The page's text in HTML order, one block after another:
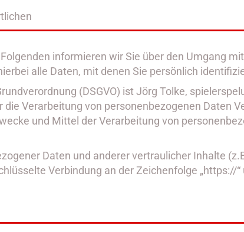
informieren wir Sie über den Umgang
alle Daten, mit denen Sie persönlich
(DSGVO) ist Jörg Tolke,
Verarbeitung von personenbezogenen Daten
und Mittel der Verarbeitung von
Daten und anderer vertraulicher Inhalte
Verbindung an der Zeichenfolge „https://